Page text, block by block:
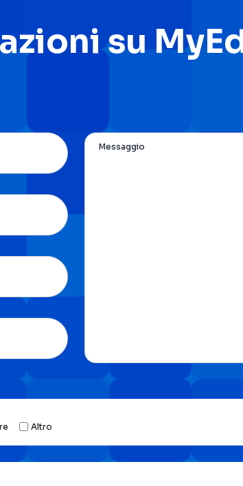
su
Messaggio
Altro